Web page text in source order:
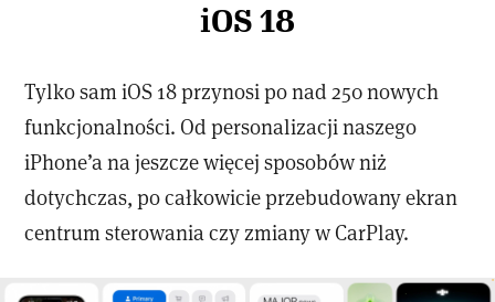
iOS 18
Tylko sam iOS 18 przynosi po nad 250 nowych
funkcjonalności. Od personalizacji naszego
iPhone’a na jeszcze więcej sposobów niż
dotychczas, po całkowicie przebudowany ekran
centrum sterowania czy zmiany w CarPlay.